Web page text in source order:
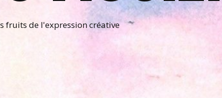
fruits de l'expression créative